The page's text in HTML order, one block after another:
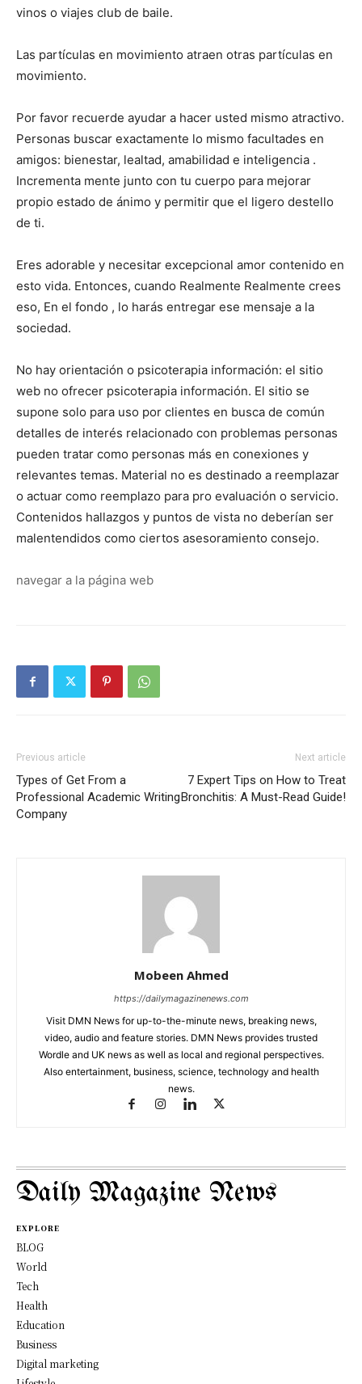
vinos o viajes club de baile.
Las partículas en movimiento atraen otras partículas en
movimiento.
Por favor recuerde ayudar a hacer usted mismo atractivo.
Personas buscar exactamente lo mismo facultades en
amigos: bienestar, lealtad, amabilidad e inteligencia .
Incrementa mente junto con tu cuerpo para mejorar
propio estado de ánimo y permitir que el ligero destello
de ti.
Eres adorable y necesitar excepcional amor contenido en
esto vida. Entonces, cuando Realmente Realmente crees
eso, En el fondo , lo harás entregar ese mensaje a la
sociedad.
No hay orientación o psicoterapia información: el sitio
web no ofrecer psicoterapia información. El sitio se
supone solo para uso por clientes en busca de común
detalles de interés relacionado con problemas personas
pueden tratar como personas más en conexiones y
relevantes temas. Material no es destinado a reemplazar
o actuar como reemplazo para pro evaluación o servicio.
Contenidos hallazgos y puntos de vista no deberían ser
malentendidos como ciertos asesoramiento consejo.
navegar a la página web
Previous article
Types of Get From a
Professional Academic Writing
Company
Next article
7 Expert Tips on How to Treat
Bronchitis: A Must-Read Guide!
Mobeen Ahmed
https://dailymagazinenews.com
Visit DMN News for up-to-the-minute news, breaking news,
video, audio and feature stories. DMN News provides trusted
Wordle and UK news as well as local and regional perspectives.
Also entertainment, business, science, technology and health
news.
Daily Magazine News
EXPLORE
BLOG
World
Tech
Health
Education
Business
Digital marketing